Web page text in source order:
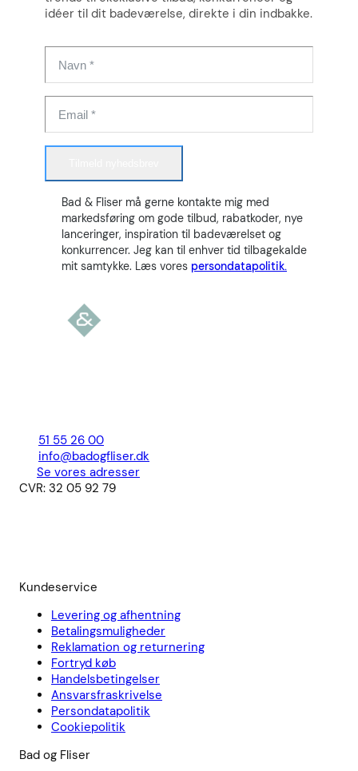
idéer til dit badeværelse, direkte i din indbakke.
Bad & Fliser må gerne kontakte mig med
markedsføring om gode tilbud, rabatkoder, nye
lanceringer, inspiration til badeværelset og
konkurrencer. Jeg kan til enhver tid tilbagekalde
mit samtykke. Læs vores persondatapolitik.
51 55 26 00
info@badogfliser.dk
Se vores adresser
CVR: 32 05 92 79
Kundeservice
Levering og afhentning
Betalingsmuligheder
Reklamation og returnering
Fortryd køb
Handelsbetingelser
Ansvarsfraskrivelse
Persondatapolitik
Cookiepolitik
Bad og Fliser